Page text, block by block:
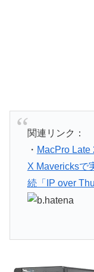
関連リンク：
・ MacPro
X Mavericksで
続「IP over